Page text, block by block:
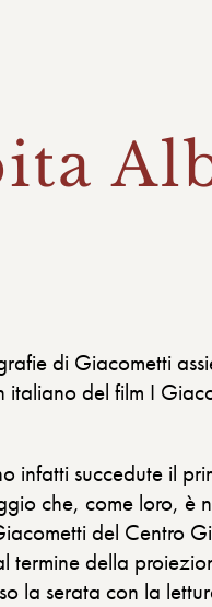
di Giacometti
italiano del film I
infatti succedute il
che, come loro, è
del Centro
termine della
la serata con la